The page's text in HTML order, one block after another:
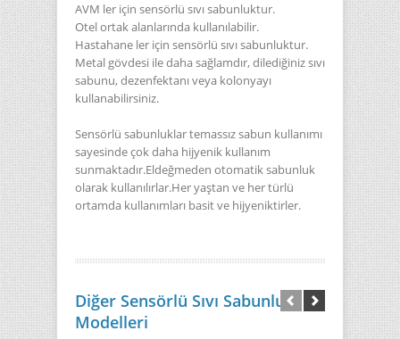
AVM ler için sensörlü sıvı sabunluktur.
Otel ortak alanlarında kullanılabilir.
Hastahane ler için sensörlü sıvı sabunluktur.
Metal gövdesi ile daha sağlamdır, dilediğiniz sıvı
sabunu, dezenfektanı veya kolonyayı
kullanabilirsiniz.
Sensörlü sabunluklar temassız sabun kullanımı
sayesinde çok daha hijyenik kullanım
sunmaktadır.Eldeğmeden otomatik sabunluk
olarak kullanılırlar.Her yaştan ve her türlü
ortamda kullanımları basit ve hijyeniktirler.
Diğer Sensörlü Sıvı Sabunluk
Modelleri